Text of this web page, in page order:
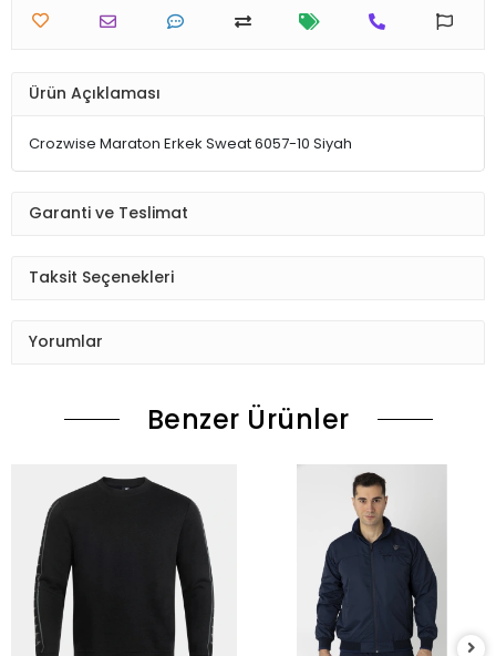
Ürün Açıklaması
Crozwise Maraton Erkek Sweat 6057-10 Siyah
Garanti ve Teslimat
Taksit Seçenekleri
Yorumlar
Benzer Ürünler